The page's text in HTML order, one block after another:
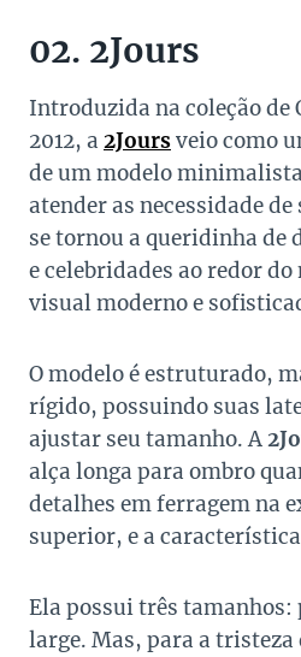
02. 2Jours
Introduzida na coleção de
2012, a 2Joursveio como
de um modelo
atender as necessidade
se tornou a queridinha de
e celebridades ao redor do
visual moderno e
O modelo é estruturado,
rígido, possuindo suas
ajustar seu tamanho. A
alça longa para ombro
detalhes em ferragem na
superior, e a
Ela possui três
large. Mas, para a